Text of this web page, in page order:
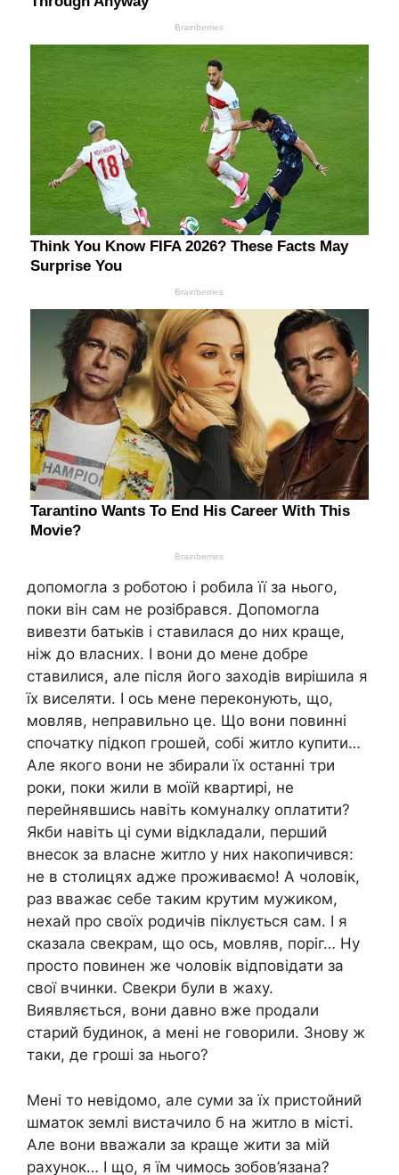
допомогла з роботою і робила її за нього,
поки він сам не розібрався. Допомогла
вивезти батьків і ставилася до них краще,
ніж до власних. І вони до мене добре
ставилися, але після його заходів вирішила я
їх виселяти. І ось мене переконують, що,
мовляв, неправильно це. Що вони повинні
спочатку підкоп грошей, собі житло купити…
Але якого вони не збирали їх останні три
роки, поки жили в моїй квартирі, не
перейнявшись навіть комуналку оплатити?
Якби навіть ці суми відкладали, перший
внесок за власне житло у них накопичився:
не в столицях адже проживаємо! А чоловік,
раз вважає себе таким крутим мужиком,
нехай про своїх родичів піклується сам. І я
сказала свекрам, що ось, мовляв, поріг… Ну
просто повинен же чоловік відповідати за
свої вчинки. Свекри були в жаху.
Виявляється, вони давно вже продали
старий будинок, а мені не говорили. Знову ж
таки, де гроші за нього?
Мені то невідомо, але суми за їх пристойний
шматок землі вистачило б на житло в місті.
Але вони вважали за краще жити за мій
рахунок… І що, я їм чимось зобов’язана?